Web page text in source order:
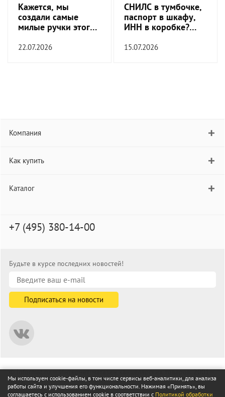
Кажется, мы
создали самые
милые ручки этого
22.07.2026
СНИЛС в тумбочке,
паспорт в шкафу,
ИНН в коробке?
прекратить!
15.07.2026
Компания
Как купить
Каталог
+7 (495) 380-14-00
Будьте в курсе последних новостей!
© informat.ru — Интернет-магазин канцелярских товаров. 2001—
2026
Все права защищены
Мы используем cookie-файлы, в том числе сервисы веб-аналитики, для анализа
работы сайта и улучшения его функциональности. Нажимая «Принять», вы
соглашаетесь с использованием cookie в соответствии с Политикой обработки